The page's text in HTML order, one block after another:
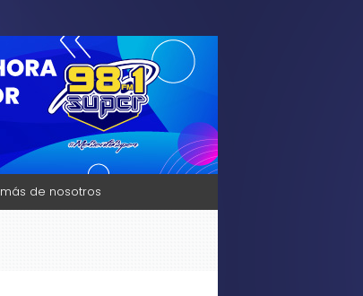
y mucho más solo para ti,
de nosotros